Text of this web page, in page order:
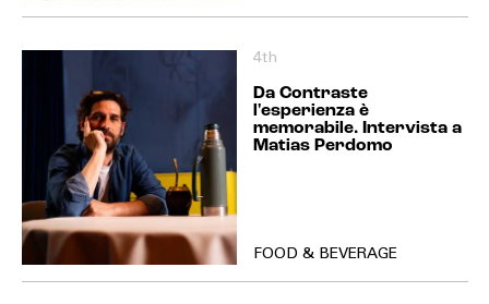
4th
Da Contraste
l'esperienza è
memorabile. Intervista a
Matias Perdomo
FOOD & BEVERAGE